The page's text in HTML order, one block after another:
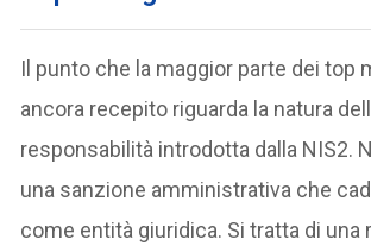
Il punto che la maggior parte dei top
ancora recepito riguarda la natura
responsabilità introdotta dalla NIS2.
una sanzione amministrativa che
come entità giuridica. Si tratta di una